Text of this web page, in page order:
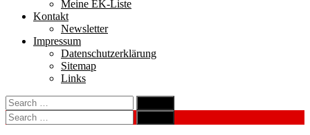
Meine EK-Liste
Kontakt
Newsletter
Impressum
Datenschutzerklärung
Sitemap
Links
Search
for:
Search
Search
for:
Search